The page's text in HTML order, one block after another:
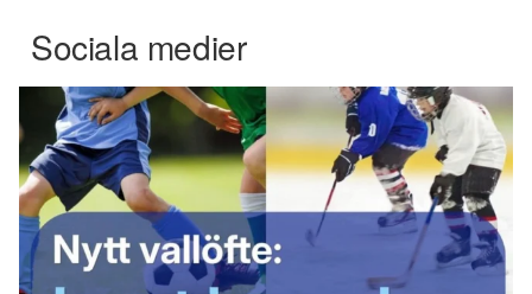
Sociala medier